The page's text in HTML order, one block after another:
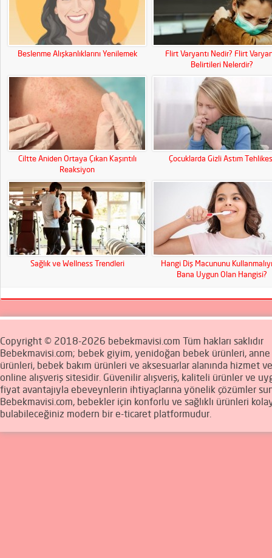
Beslenme Alışkanlıklarını Yenilemek
Flirt Varyantı Nedir? Flirt
Belirtileri Nelerdir?
Ciltte Aniden Ortaya Çıkan Kaşıntılı
Reaksiyon
Çocuklarda Gizli Astım
Sağlık ve Wellness Trendleri
Hangi Diş Macununu
Bana Uygun Olan Hangisi?
Copyright © 2018-2026 bebekmavisi.com Tüm hakları saklıdır
Bebekmavisi.com; bebek giyim, yenidoğan bebek ürünleri,
ürünleri, bebek bakım ürünleri ve aksesuarlar alanında hizmet
online alışveriş sitesidir. Güvenilir alışveriş, kaliteli ürünler ve
fiyat avantajıyla ebeveynlerin ihtiyaçlarına yönelik çözümler
Bebekmavisi.com, bebekler için konforlu ve sağlıklı ürünleri
bulabileceğiniz modern bir e-ticaret platformudur.